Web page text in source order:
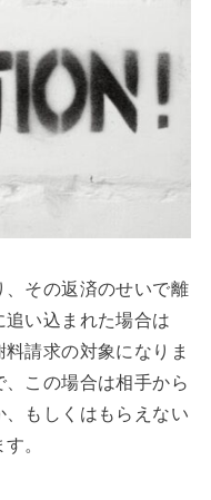
、その返済のせいで離
い込まれた場合は
料請求の対象になりま
この場合は相手から
もしくはもらえない
。